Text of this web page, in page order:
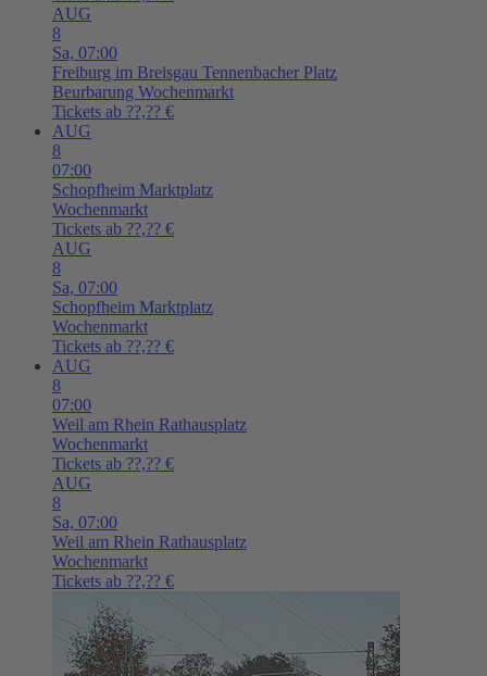
AUG
8
Sa, 07:00
Freiburg im Breisgau Tennenbacher Platz
Beurbarung Wochenmarkt
Tickets ab ??,?? €
AUG
8
07:00
Schopfheim Marktplatz
Wochenmarkt
Tickets ab ??,?? €
AUG
8
Sa, 07:00
Schopfheim Marktplatz
Wochenmarkt
Tickets ab ??,?? €
AUG
8
07:00
Weil am Rhein Rathausplatz
Wochenmarkt
Tickets ab ??,?? €
AUG
8
Sa, 07:00
Weil am Rhein Rathausplatz
Wochenmarkt
Tickets ab ??,?? €